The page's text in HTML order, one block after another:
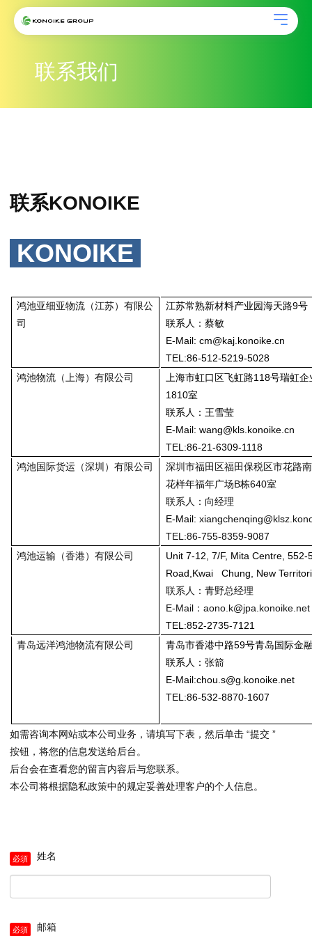
联系我们
联系KONOIKE
KONOIKE
鸿池亚细亚物流（江苏）有限公
司
江苏常熟新材料产业园海天路9号
联系人：蔡敏
E-Mail: cm@kaj.konoike.cn
TEL:86-512-5219-5028
鸿池物流（上海）有限公司
上海市虹口区飞虹路118号瑞虹
1810室
联系人：王雪莹
E-Mail: wang@kls.konoike.cn
TEL:86-21-6309-1118
鸿池国际货运（深圳）有限公司
深圳市福田区福田保税区市花路南
花样年福年广场B栋640室
联系人：向经理
E-Mail:
TEL:86-755-8359-9087
鸿池运输（香港）有限公司
Unit 7-12, 7/F, Mita Centre, 552-
Road,Kwai Chung, New
联系人：青野总经理
E-Mail： aono.k@jpa.konoike.net
TEL:852-2735-7121
青岛远洋鸿池物流有限公司
青岛市香港中路59号青岛国际金
联系人：张箭
E-Mail:chou.s@g.konoike.net
TEL:86-532-8870-1607
如需咨询本网站或本公司业务，请填写下表，然后单击 “提交 ”
按钮，将您的信息发送给后台。
后台会在查看您的留言内容后与您联系。
本公司将根据隐私政策中的规定妥善处理客户的个人信息。
姓名
邮箱